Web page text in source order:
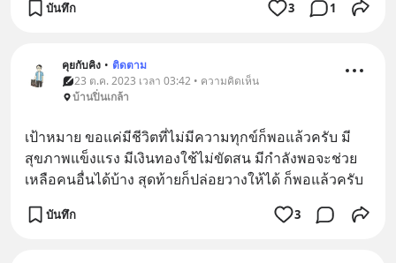
บันทึก 3 1
คุยกับคิง • ติดตาม
23 ต.ค. 2023 เวลา 03:42 • ความคิดเห็น
บ้านปิ่นเกล้า
เป้าหมาย ขอแค่มีชีวิตที่ไม่มีความทุกข์ก็พอแล้วครับ มี
สุขภาพแข็งแรง มีเงินทองใช้ไม่ขัดสน มีกำลังพอจะช่วย
เหลือคนอื่นได้บ้าง สุดท้ายก็ปล่อยวางให้ได้ ก็พอแล้วครับ
บันทึก 3